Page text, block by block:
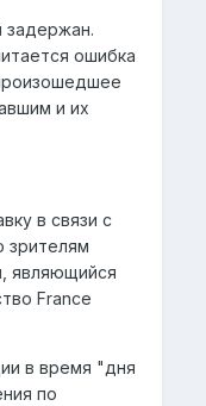
задержан.
ошибка
и их
в связи с
зрителям
являющийся
France
в время "дня
по